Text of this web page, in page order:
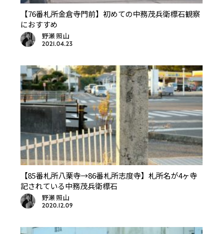
【76番札所金倉寺門前】初めての中務茂兵衛標石観察
におすすめ
野瀬 照山
2021.04.23
【85番札所八栗寺→86番札所志度寺】札所名が4ヶ寺
記されている中務茂兵衛標石
野瀬 照山
2020.12.09